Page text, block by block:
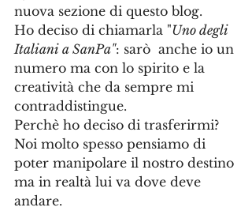
nuova sezione di questo blog.
Ho deciso di chiamarla "Uno degli
Italiani a SanPa": sarò  anche io un
numero ma con lo spirito e la
creatività che da sempre mi
contraddistingue.
Perchè ho deciso di trasferirmi?
Noi molto spesso pensiamo di
poter manipolare il nostro destino
ma in realtà lui va dove deve
andare.